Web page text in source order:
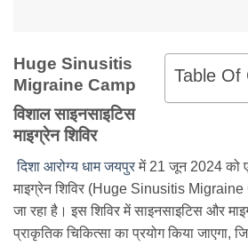
Table Of
Huge Sinusitis
Migraine Camp
विशाल साइनसाइटिस
माइग्रेन शिविर
दिशा आरोग्य धाम जयपुर में 21 जून 2024 को
माइग्रेन शिविर (Huge Sinusitis
जा रहा है। इस शिविर में साइनसाइटिस और
प्राकृतिक चिकित्सा का प्रयोग किया जाएगा,